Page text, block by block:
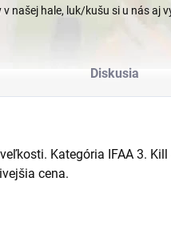
našej hale, luk/kušu si u nás aj
Diskusia
Kategória IFAA 3.
cena.